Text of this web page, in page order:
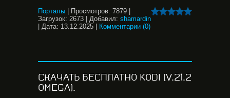
Порталы
Просмотров: 7879
Загрузок: 2673 Добавил: shamardin
Дата: 13.12.2025 Комментарии (0)
СКАЧАТЬ БЕСПЛАТНО KODI (V.21.2
OMEGA).